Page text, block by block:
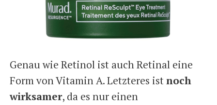
Genau wie Retinol ist auch Retinal eine
Form von Vitamin A. Letzteres istnoch
wirksamer, da es nur einen